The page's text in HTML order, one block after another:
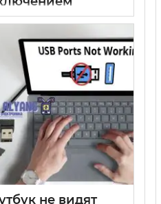
не видят